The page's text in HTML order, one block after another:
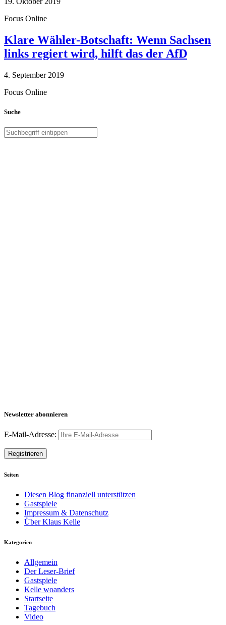
Focus Online
Klare Wähler-Botschaft: Wenn Sachsen
links regiert wird, hilft das der AfD
4. September 2019
Focus Online
Suche
Newsletter abonnieren
E-Mail-Adresse:
Seiten
Diesen Blog finanziell unterstützen
Gastspiele
Impressum & Datenschutz
Über Klaus Kelle
Kategorien
Allgemein
Der Leser-Brief
Gastspiele
Kelle woanders
Startseite
Tagebuch
Video